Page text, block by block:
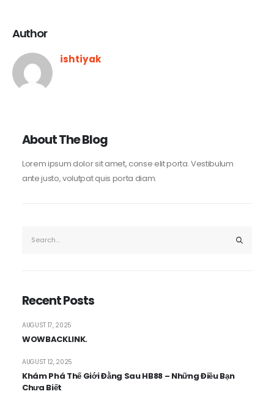
Author
ishtiyak
About The Blog
Lorem ipsum dolor sit amet, conse elit porta. Vestibulum
ante justo, volutpat quis porta diam.
Recent Posts
WOWBACKLINK.
AUGUST 17, 2025
Khám Phá Thế Giới Đằng Sau HB88 – Những Điều Bạn
Chưa Biết
AUGUST 12, 2025